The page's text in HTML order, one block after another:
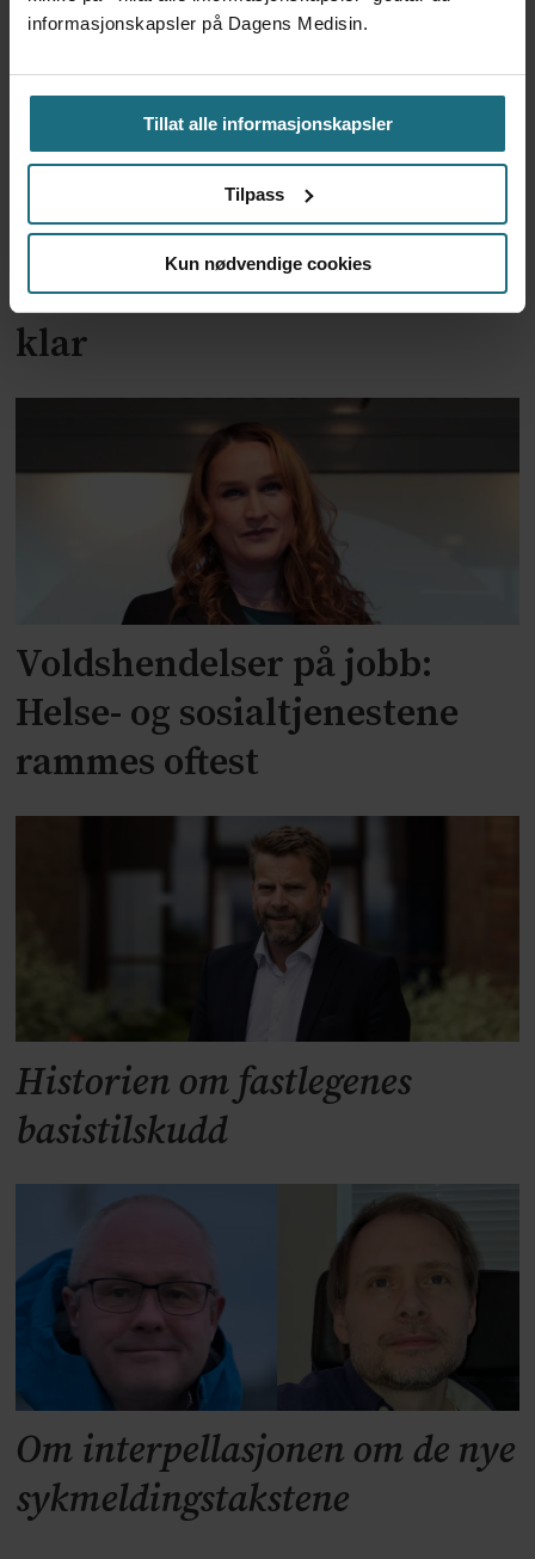
informasjonskapsler på Dagens Medisin.
Tillat alle informasjonskapsler
Tilpass
Kun nødvendige cookies
To år til utredning av
alternativkostnad skal være
klar
Voldshendelser på jobb:
Helse- og sosialtjenestene
rammes oftest
Historien om fastlegenes
basistilskudd
Om interpellasjonen om de nye
sykmeldingstakstene